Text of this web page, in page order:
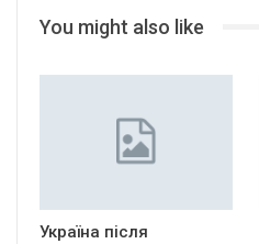
You might also like
Україна після